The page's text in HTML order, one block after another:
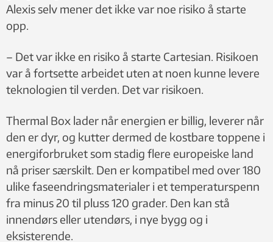
Alexis selv mener det ikke var noe risiko å starte
opp.
– Det var ikke en risiko å starte Cartesian. Risikoen
var å fortsette arbeidet uten at noen kunne levere
teknologien til verden. Det var risikoen.
Thermal Box lader når energien er billig, leverer når
den er dyr, og kutter dermed de kostbare toppene i
energiforbruket som stadig flere europeiske land
nå priser særskilt. Den er kompatibel med over 180
ulike faseendringsmaterialer i et temperaturspenn
fra minus 20 til pluss 120 grader. Den kan stå
innendørs eller utendørs, i nye bygg og i
eksisterende.